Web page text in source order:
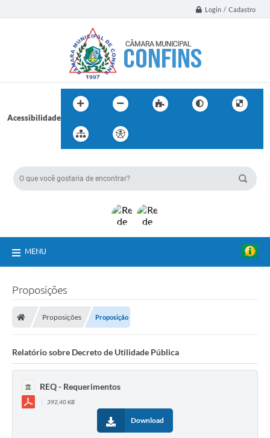
Login / Cadastro
Acessibilidade
MENU
Proposições
Proposições Proposição
Relatório sobre Decreto de Utilidade Pública
REQ - Requerimentos
392,40 KB
Download